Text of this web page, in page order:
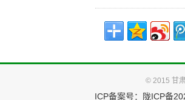
© 2015 甘
ICP备案号：
陇ICP备